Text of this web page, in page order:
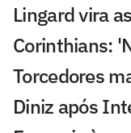
Lingard vira
Corinthians:
Torcedores
Diniz após